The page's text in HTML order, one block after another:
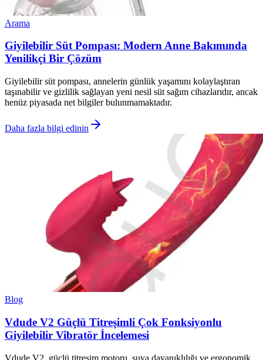
Arama
Giyilebilir Süt Pompası: Modern Anne Bakımında
Yenilikçi Bir Çözüm
Giyilebilir süt pompası, annelerin günlük yaşamını kolaylaştıran
taşınabilir ve gizlilik sağlayan yeni nesil süt sağım cihazlarıdır, ancak
henüz piyasada net bilgiler bulunmamaktadır.
Daha fazla bilgi edinin
Blog
Vdude V2 Güçlü Titreşimli Çok Fonksiyonlu
Giyilebilir Vibratör İncelemesi
Vdude V2, güçlü titreşim motoru, suya dayanıklılığı ve ergonomik